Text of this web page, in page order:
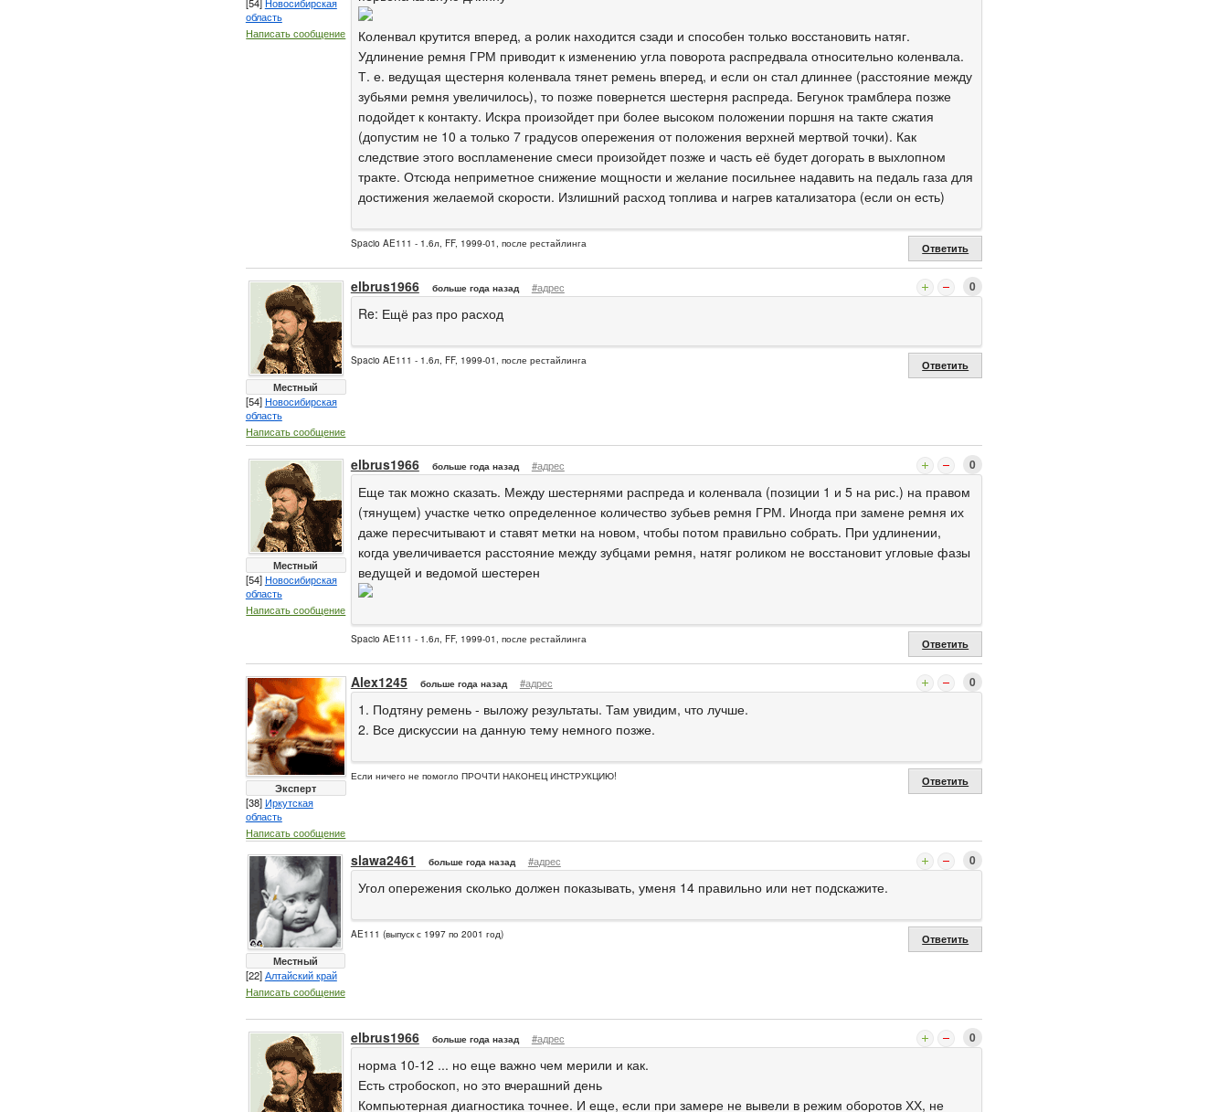
область
Написать сообщение
Коленвал крутится вперед, а ролик находится сзади и способен только восстановить натяг.
Удлинение ремня ГРМ приводит к изменению угла поворота распредвала относительно коленвала.
Т. е. ведущая щестерня коленвала тянет ремень вперед, и если он стал длиннее (расстояние между
зубьями ремня увеличилось), то позже повернется шестерня распреда. Бегунок трамблера позже
подойдет к контакту. Искра произойдет при более высоком положении поршня на такте сжатия
(допустим не 10 а только 7 градусов опережения от положения верхней мертвой точки). Как
следствие этого воспламенение смеси произойдет позже и часть её будет догорать в выхлопном
тракте. Отсюда неприметное снижение мощности и желание посильнее надавить на педаль газа для
достижения желаемой скорости. Излишний расход топлива и нагрев катализатора (если он есть)
Spacio AE111 - 1.6л, FF, 1999-01, после рестайлинга Ответить
Местный
[54]Новосибирская
область
Написать сообщение
elbrus1966 больше года назад #адрес 0
Re: Ещё раз про расход
Spacio AE111 - 1.6л, FF, 1999-01, после рестайлинга Ответить
Местный
[54]Новосибирская
область
Написать сообщение
elbrus1966 больше года назад #адрес 0
Еще так можно сказать. Между шестернями распреда и коленвала (позиции 1 и 5 на рис.) на правом
(тянущем) участке четко определенное количество зубьев ремня ГРМ. Иногда при замене ремня их
даже пересчитывают и ставят метки на новом, чтобы потом правильно собрать. При удлинении,
когда увеличивается расстояние между зубцами ремня, натяг роликом не восстановит угловые фазы
ведущей и ведомой шестерен
Spacio AE111 - 1.6л, FF, 1999-01, после рестайлинга Ответить
Эксперт
[38]Иркутская
область
Написать сообщение
Alex1245 больше года назад #адрес 0
1. Подтяну ремень - выложу результаты. Там увидим, что лучше.
2. Все дискуссии на данную тему немного позже.
Если ничего не помогло ПРОЧТИ НАКОНЕЦ ИНСТРУКЦИЮ! Ответить
Местный
[22]Алтайский край
Написать сообщение
slawa2461 больше года назад #адрес 0
Угол опережения сколько должен показывать, уменя 14 правильно или нет подскажите.
AE111 (выпуск с 1997 по 2001 год) Ответить
elbrus1966 больше года назад #адрес 0
норма 10-12 ... но еще важно чем мерили и как.
Есть стробоскоп, но это вчерашний день
Компьютерная диагностика точнее. И еще, если при замере не вывели в режим оборотов ХХ, не